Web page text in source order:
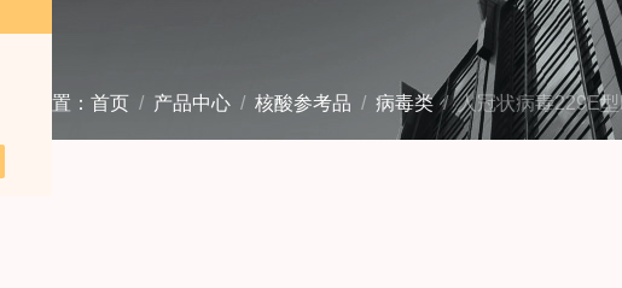
当前位置： 首页 / 产品中心 / 核酸参考品 / 病毒类/ 人冠状病毒229E型